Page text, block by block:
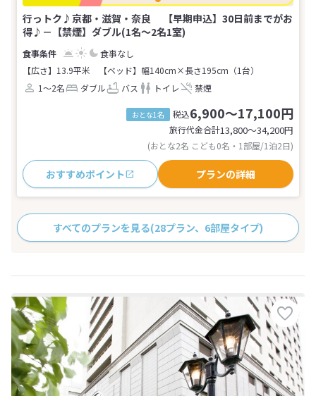
行っトク♪京都・滋賀・奈良 【早期申込】30日前までがお
得♪－【禁煙】ダブル(1名～2名1室)
食事なし
【広さ】13.9平米
【ベッド】幅140cm×長さ195cm（1台）
1～2名
ダブル バス トイレ 禁煙
おとな1名 税込6,900～17,100円
旅行代金合計13,800〜34,200円
(おとな2名 こども0名・1部屋/1泊2日)
おすすめポイント プランの詳細
すべてのプランを見る(28プラン、6部屋タイプ)